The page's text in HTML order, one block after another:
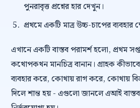
পুনরাবৃত্ত প্রশ্নের হার দেখুন।
প্রথমে একটি মাত্র উচ্চ-চাপের ব্যবহার
এখানে একটি বাস্তব পরামর্শ হলো, প্রথম
কথোপকথন মানচিত্র বানান। গ্রাহক
ব্যবহার করে, কোথায় রাগ করে, কোথায়
দিলে শান্ত হয় - এগুলো জানলে এআই